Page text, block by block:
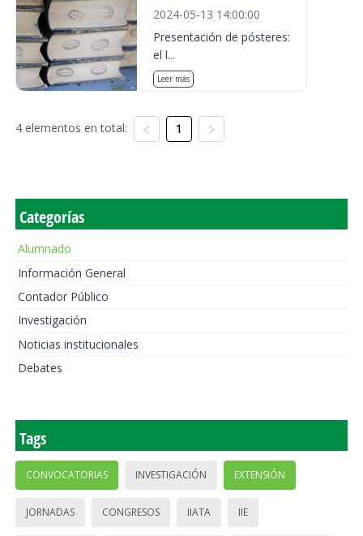
2024-05-13 14:00:00
Presentación de pósteres:
el l...
Leer más
4 elementos en total: 1
Categorías
Alumnado
Información General
Contador Público
Investigación
Noticias institucionales
Debates
Tags
CONVOCATORIAS INVESTIGACIÓN EXTENSIÓN
JORNADAS CONGRESOS IIATA IIE